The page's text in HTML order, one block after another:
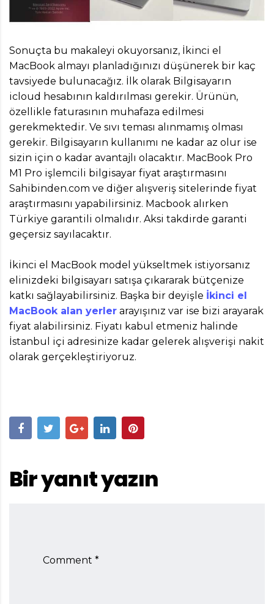
Sonuçta bu makaleyi okuyorsanız, İkinci el
MacBook almayı planladığınızı düşünerek bir kaç
tavsiyede bulunacağız. İlk olarak Bilgisayarın
icloud hesabının kaldırılması gerekir. Ürünün,
özellikle faturasının muhafaza edilmesi
gerekmektedir. Ve sıvı teması alınmamış olması
gerekir. Bilgisayarın kullanımı ne kadar az olur ise
sizin için o kadar avantajlı olacaktır. MacBook Pro
M1 Pro işlemcili bilgisayar fiyat araştırmasını
Sahibinden.com ve diğer alışveriş sitelerinde fiyat
araştırmasını yapabilirsiniz. Macbook alırken
Türkiye garantili olmalıdır. Aksi takdirde garanti
geçersiz sayılacaktır.
İkinci el MacBook model yükseltmek istiyorsanız
elinizdeki bilgisayarı satışa çıkararak bütçenize
katkı sağlayabilirsiniz. Başka bir deyişle İkinci el
MacBook alan yerler arayışınız var ise bizi arayarak
fiyat alabilirsiniz. Fiyatı kabul etmeniz halinde
İstanbul içi adresinize kadar gelerek alışverişi nakit
olarak gerçekleştiriyoruz.
Bir yanıt yazın
Comment *